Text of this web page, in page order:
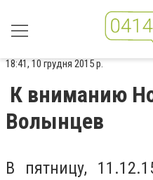
18:41, 10 грудня 2015 р.
К вниманию
Волынцев
В пятницу,